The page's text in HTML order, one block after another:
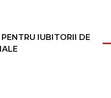
IUBITORII DE